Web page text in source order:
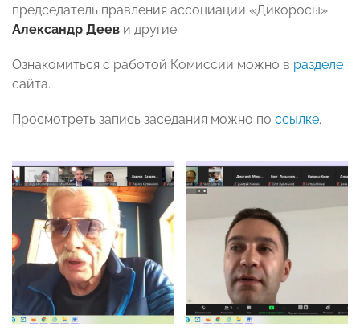
председатель правления ассоциации «Дикоросы»
Александр Деев и другие.
Ознакомиться с работой Комиссии можно в разделе
сайта.
Просмотреть запись заседания можно по ссылке.